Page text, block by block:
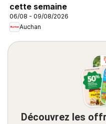
cette semaine
06/08 - 09/08/2026
Auchan
Découvrez les